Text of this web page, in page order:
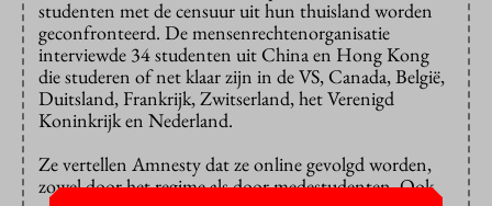
studenten met de censuur uit hun thuisland worden
geconfronteerd. De mensenrechtenorganisatie
interviewde 34 studenten uit China en Hong Kong
die studeren of net klaar zijn in de VS, Canada, België,
Duitsland, Frankrijk, Zwitserland, het Verenigd
Koninkrijk en Nederland.
Ze vertellen Amnesty dat ze online gevolgd worden,
zowel door het regime als door medestudenten. Ook